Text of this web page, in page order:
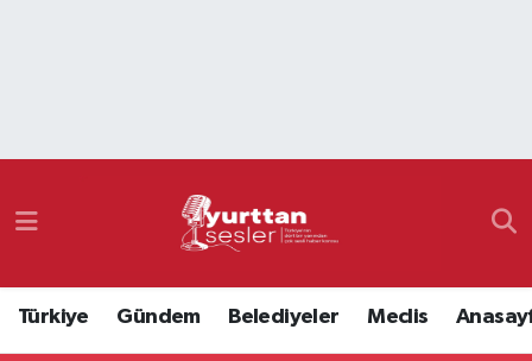
Türkiye Gündem Belediyeler Meclis
Namaz Vakitleri
Süper Lig Puan Durumu ve Fikstür